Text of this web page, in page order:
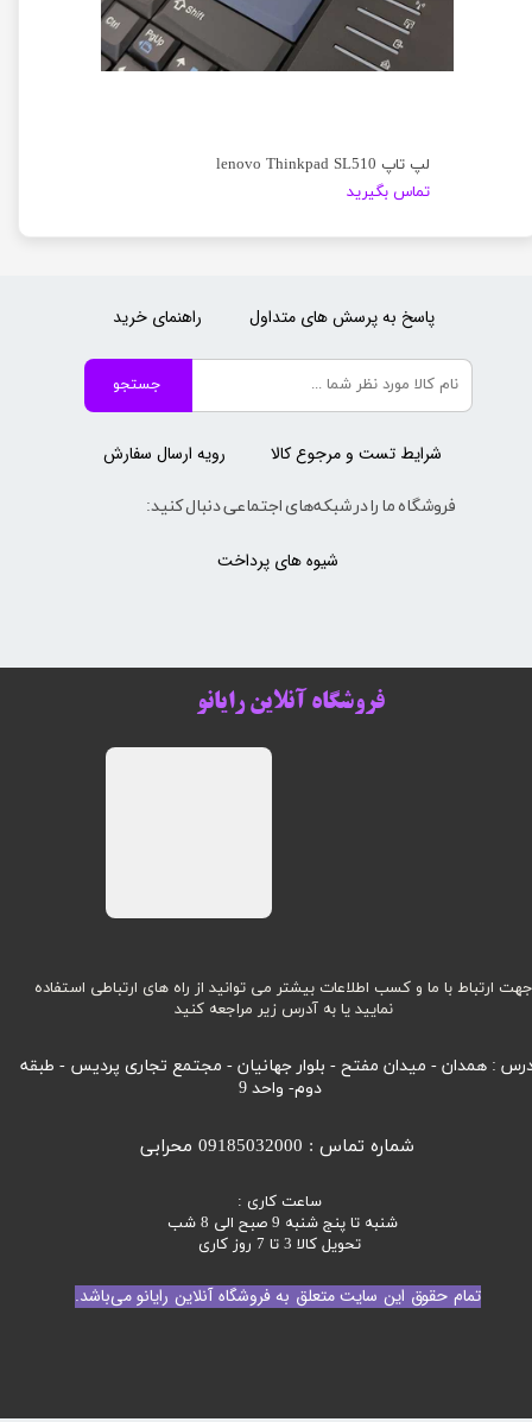
لپ تاپ lenovo Thinkpad SL510
تماس بگیرید
تمام حقوق این سایت متعلق به فروشگاه آنلاین رایانو می‌باشد.
جهت ارتباط با ما و کسب اطلاعات بیشتر می توانید از راه های ارتباطی استفاده
نمایید یا به آدرس زیر مراجعه کنید
: همدان - میدان مفتح - بلوار جهانیان - مجتمع تجاری پردیس - طبقه
دوم- واحد 9
ساعت کاری :
شنبه تا پنج شنبه 9 صبح الی 8 شب
تحویل کالا 3 تا 7 روز کاری
شماره تماس : 09185032000 محرابی
فروشگاه آنلاین رایانو
جستجو
فروشگاه ما را در شبکه‌های اجتماعی دنبال کنید:
رویه ارسال سفارش
راهنمای خرید
شیوه های پرداخت
پاسخ به پرسش های متداول
شرایط تست و مرجوع کالا